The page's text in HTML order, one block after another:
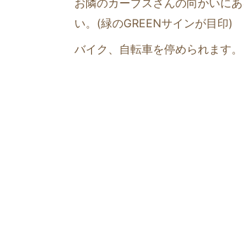
い。(緑のGREENサインが目印)
バイク、自転車を停められます。